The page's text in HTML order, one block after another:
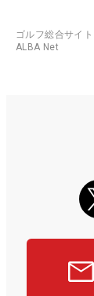
ゴルフ総合サイト
ALBA Net